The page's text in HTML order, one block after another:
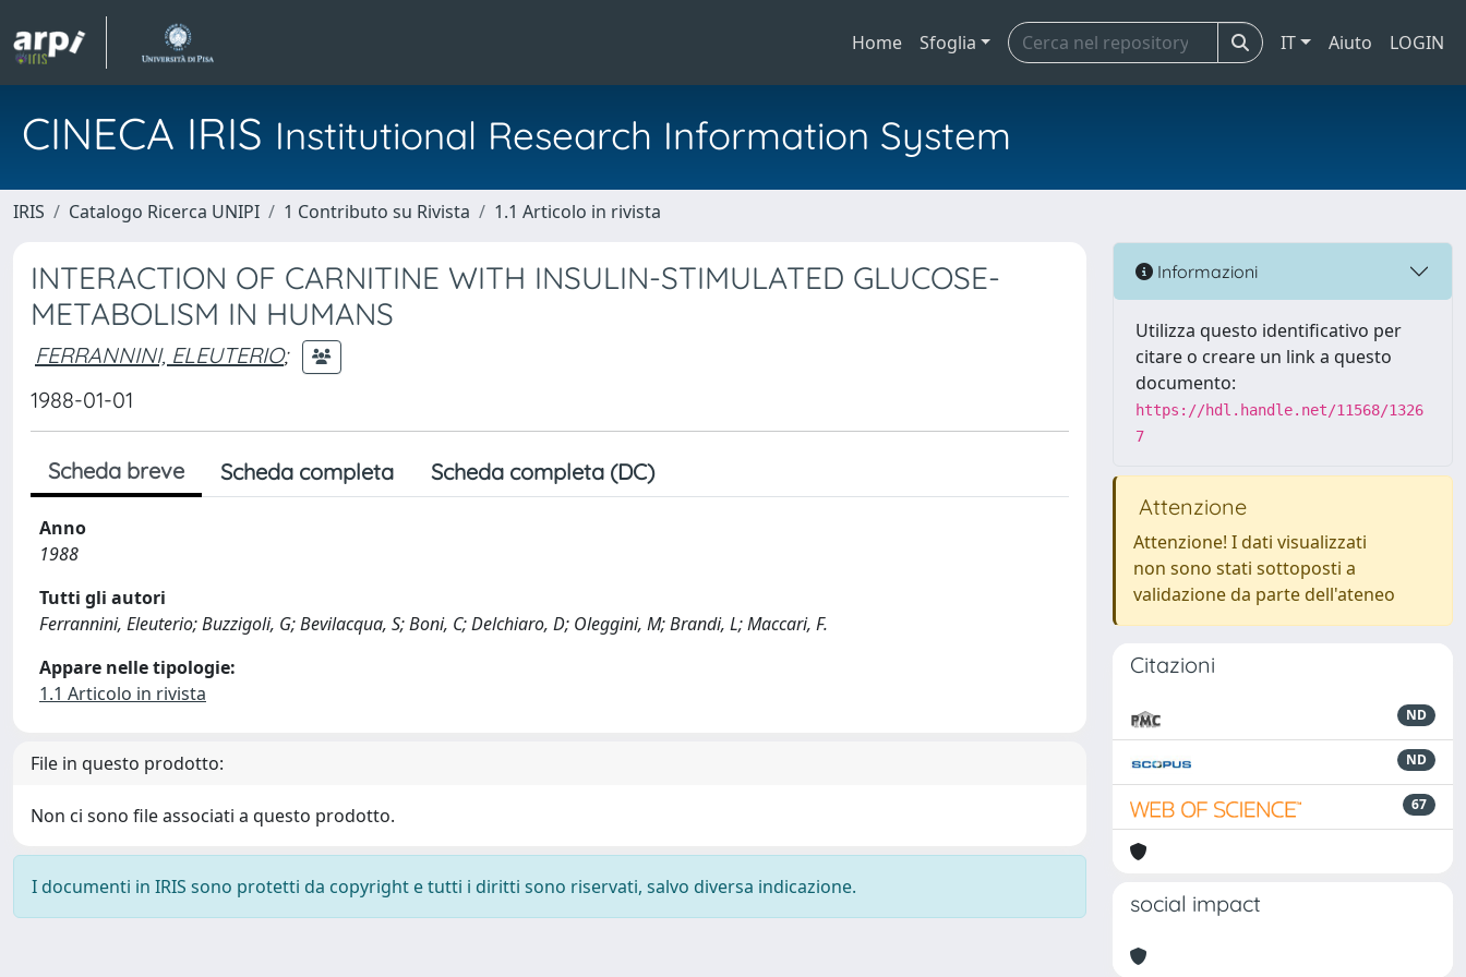
Home Sfoglia IT Aiuto LOGIN
CINECA IRIS Institutional Research Information System
IRIS Catalogo Ricerca UNIPI 1 Contributo su Rivista 1.1 Articolo in rivista
INTERACTION OF CARNITINE WITH INSULIN-STIMULATED GLUCOSE-
METABOLISM IN HUMANS
FERRANNINI, ELEUTERIO;
1988-01-01
Scheda breve Scheda completa Scheda completa (DC)
Anno
1988
Tutti gli autori
Ferrannini, Eleuterio; Buzzigoli, G; Bevilacqua, S; Boni, C; Delchiaro, D; Oleggini, M; Brandi, L; Maccari, F.
Appare nelle tipologie:
1.1 Articolo in rivista
File in questo prodotto:
Non ci sono file associati a questo prodotto.
I documenti in IRIS sono protetti da copyright e tutti i diritti sono riservati, salvo diversa indicazione.
Informazioni
Utilizza questo identificativo per
citare o creare un link a questo
documento:
https://hdl.handle.net/11568/1326
7
Attenzione
Attenzione! I dati visualizzati
non sono stati sottoposti a
validazione da parte dell'ateneo
Citazioni
ND
ND
67
social impact